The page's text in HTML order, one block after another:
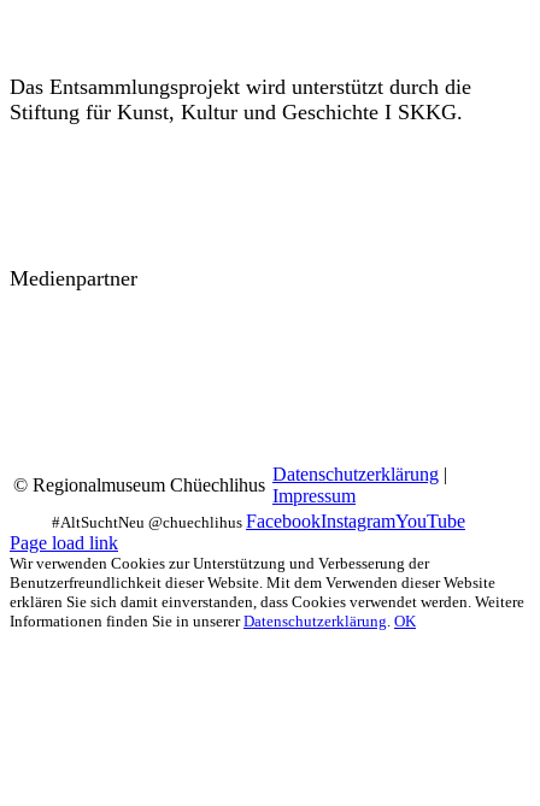
Das Entsammlungsprojekt wird unterstützt durch die
Stiftung für Kunst, Kultur und Geschichte I SKKG.
Medienpartner
© Regionalmuseum Chüechlihus
Datenschutzerklärung |
Impressum
FacebookInstagramYouTube
Page load link
Wir verwenden Cookies zur Unterstützung und Verbesserung der
Benutzerfreundlichkeit dieser Website. Mit dem Verwenden dieser Website
erklären Sie sich damit einverstanden, dass Cookies verwendet werden. Weitere
Informationen finden Sie in unsererDatenschutzerklärung OK